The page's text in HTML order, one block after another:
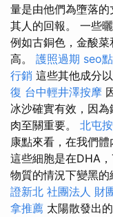
量是由他們為墮落
其人的回報。 一些
例如古銅色，金酸
高。 護照過期 seo
行銷 這些其他成分
復 台中輕井澤按摩
冰沙確實有效，因
肉至關重要。 北屯
康點來看，在我們體
這些細胞是在DHA
物質的情況下變黑的
證新北 社團法人 財
拿推薦 太陽散發出